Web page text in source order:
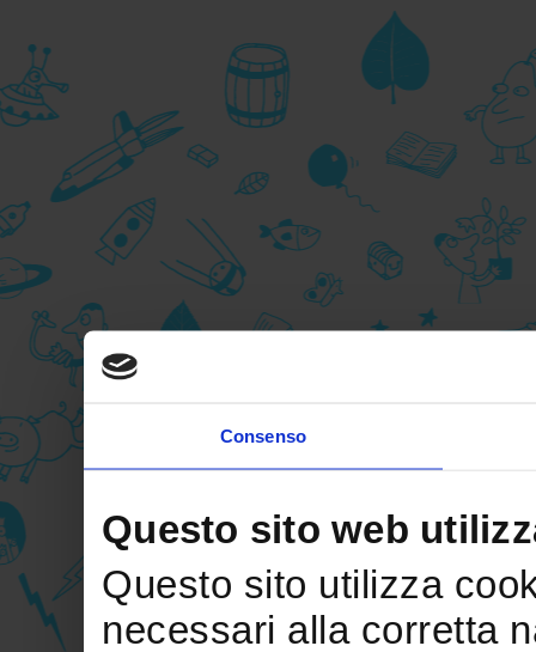
Consenso
Questo sito web
Questo sito utilizza
necessari alla corretta